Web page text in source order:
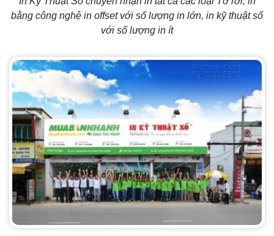
bằng công nghệ in offset với số lượng in lớn, in kỹ thuật số
với số lượng in ít